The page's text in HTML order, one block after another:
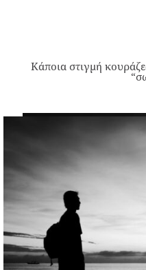
Κάποια στιγμή